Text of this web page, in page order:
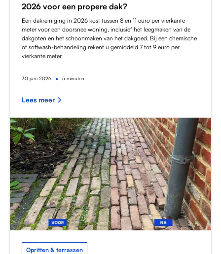
2026 voor een propere dak?
Een dakreiniging in 2026 kost tussen 8 en 11 euro per vierkante
meter voor een doorsnee woning, inclusief het leegmaken van de
dakgoten en het schoonmaken van het dakgoed. Bij een chemische
of softwash-behandeling rekent u gemiddeld 7 tot 9 euro per
vierkante meter.
30 juni 2026 • 5 minuten
Lees meer
Opritten & terrassen